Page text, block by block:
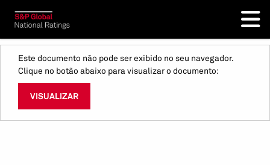
Este documento não pode ser exibido no seu navegador.
Clique no botão abaixo para visualizar o documento:
VISUALIZAR